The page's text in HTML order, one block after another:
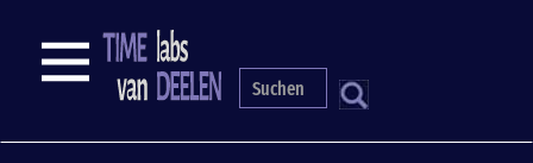
S
NAVIGATION